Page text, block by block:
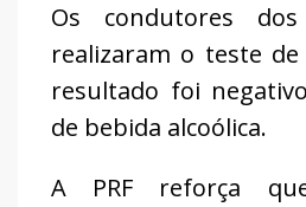
Os condutores
realizaram o teste
resultado foi
de bebida alcoólica.
A PRF reforça